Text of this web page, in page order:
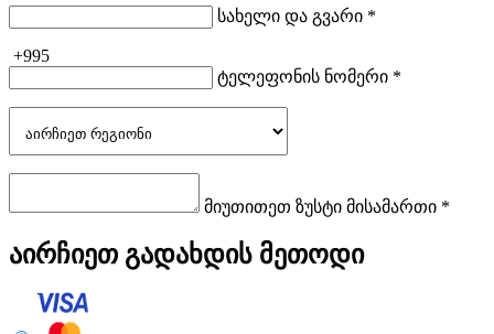
სახელი და გვარი *
+995
ტელეფონის ნომერი *
მიუთითეთ ზუსტი მისამართი *
აირჩიეთ გადახდის მეთოდი